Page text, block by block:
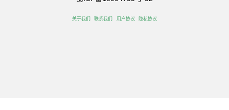
关于我们 联系我们 用户协议 隐私协议